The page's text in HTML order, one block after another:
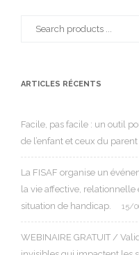
ARTICLES RÉCENTS
Facile, pas facile : un outil
de l’enfant et ceux du parent
La FISAF organise un
la vie affective, relationnelle
situation de handicap.
15/
WEBINAIRE GRATUIT /